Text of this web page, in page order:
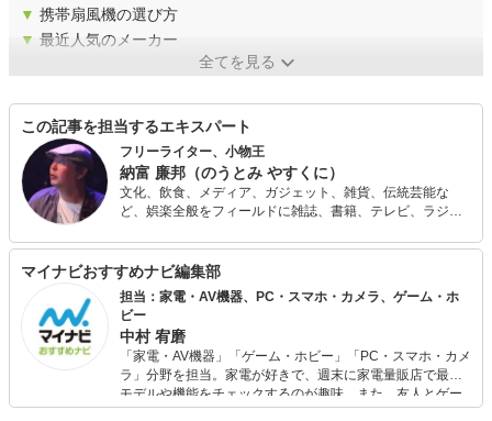
▼ 携帯扇風機の選び方
▼ 最近人気のメーカー
全てを見る
この記事を担当するエキスパート
フリーライター、小物王
納富 廉邦（のうとみ やすくに）
文化、飲食、メディア、ガジェット、雑貨、伝統芸能な
ど、娯楽全般をフィールドに雑誌、書籍、テレビ、ラジ
お茶、やかん、ガジェット、小説、落語などに関する著書
もある。テレビ「マツコの知らない世界」ではボールペン
の人、「嵐にしやがれ」ではシステム手帳の人として出
演。
マイナビおすすめナビ編集部
担当：家電・AV機器、PC・スマホ・カメラ、ゲーム・ホ
ビー
中村 宥磨
「家電・AV機器」「ゲーム・ホビー」「PC・スマホ・カメ
ラ」分野を担当。家電が好きで、週末に家電量販店で最新
モデルや機能をチェックするのが趣味。また、友人とゲー
ムを楽しみながら、新作タイトルやイベント情報もいち早